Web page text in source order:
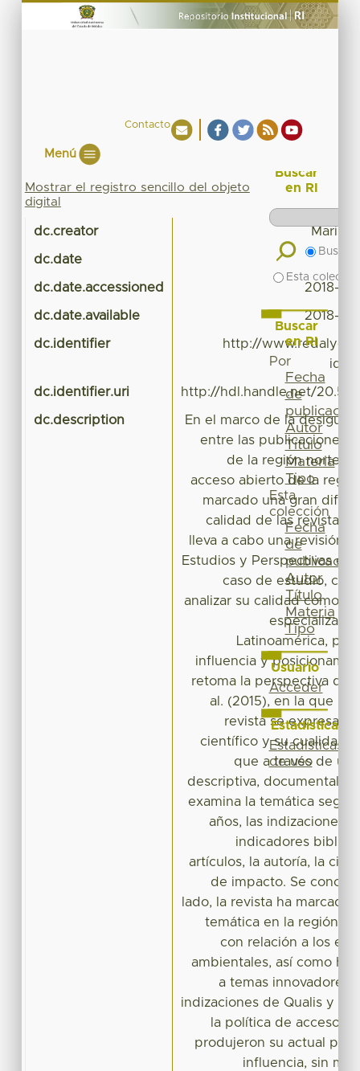
Contacto
Menú
Mostrar el registro sencillo del objeto
digital
dc.creator
dc.date
dc.date.accessioned 2018-
dc.date.available 2018-
dc.identifier
http://
dc.identifier.uri http://hdl.handle.net/
dc.description
En el marco de la
entre las publicaciones
de la región norte y
acceso abierto de la
marcado una gran
calidad de las revistas
lleva a cabo una revisión
Estudios y Perspectivas en
caso de estudio,
analizar su calidad como
especializada
Latinoamérica,
influencia y
retoma la perspectiva de
al. (2015), en la que la
revista se expresa
científico y su cualidad
que a través de
descriptiva, documental y
examina la temática
años, las indizaciones
indicadores
artículos, la autoría, la
de impacto. Se
lado, la revista ha marcado
temática en la región
con relación a los
ambientales, así como ha
a temas innovadores;
indizaciones de Qualis y
la política de acceso
produjeron su actual
influencia, sin
Buscar
en RI
Buscar
Esta
Buscar
en RI
Por
Fecha
de
publicación
Autor
Título
Materia
Tipo
Esta
colección
Fecha
de
publicación
Autor
Título
Materia
Tipo
Usuario
Acceder
Estadísticas
Estadísticas
de uso